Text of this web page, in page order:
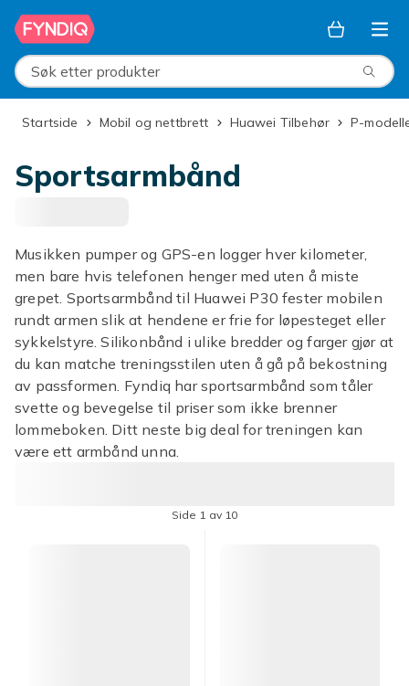
Hopp til hovedinnhold
Søk etter produkter
Startside Mobil og nettbrett Huawei Tilbehør P-
Sportsarmbånd
Musikken pumper og GPS-en logger hver kilometer,
men bare hvis telefonen henger med uten å miste
grepet. Sportsarmbånd til Huawei P30 fester mobilen
rundt armen slik at hendene er frie for løpesteget eller
sykkelstyre. Silikonbånd i ulike bredder og farger gjør at
du kan matche treningsstilen uten å gå på bekostning
av passformen. Fyndiq har sportsarmbånd som tåler
svette og bevegelse til priser som ikke brenner
lommeboken. Ditt neste big deal for treningen kan
være ett armbånd unna.
Side 1 av 10